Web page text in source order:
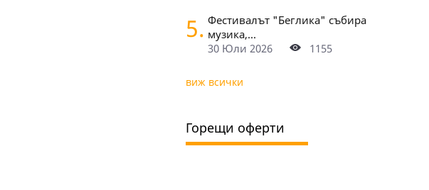
5. Фестивалът "Беглика" събира
музика,...
30 Юли 2026
1155
виж всички
Горещи оферти